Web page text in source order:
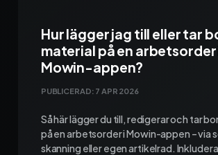
Hur lägger jag till eller tar
material på en arbetsorder
Mowin-appen?
PUBLICERAD: 7 APR 2026
Så här lägger du till, redigerar och tar
på en arbetsorder i Mowin-appen – via
skanning eller egen artikelrad.